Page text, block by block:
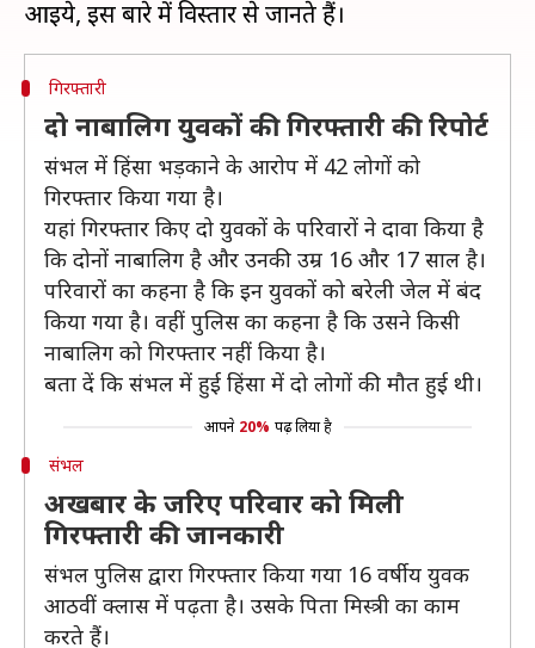
गिरफ्तारी
दो नाबालिग युवकों की गिरफ्तारी की रिपोर्ट
संभल में हिंसा भड़काने के आरोप में 42 लोगों को
गिरफ्तार किया गया है।
यहां गिरफ्तार किए दो युवकों के परिवारों ने दावा किया है
कि दोनों नाबालिग है और उनकी उम्र 16 और 17 साल है।
परिवारों का कहना है कि इन युवकों को बरेली जेल में बंद
किया गया है। वहीं पुलिस का कहना है कि उसने किसी
नाबालिग को गिरफ्तार नहीं किया है।
बता दें कि संभल में हुई हिंसा में दो लोगों की मौत हुई थी।
आपने 20% पढ़ लिया है
संभल
अखबार के जरिए परिवार को मिली
गिरफ्तारी की जानकारी
संभल पुलिस द्वारा गिरफ्तार किया गया 16 वर्षीय युवक
आठवीं क्लास में पढ़ता है। उसके पिता मिस्त्री का काम
करते हैं।